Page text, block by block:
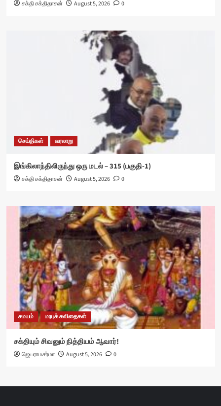
சக்தி சக்திதாசன் August 5, 2026 0
செய்திகள் வரலாறு
இங்கிலாந்திலிருந்து ஒரு மடல் – 315 (பகுதி-1)
சக்தி சக்திதாசன் August 5, 2026 0
சமயம் மரபுக் கவிதைகள்
சக்தியும் சிவனும் நித்தியம் ஆவார்!
ஜெயராமசர்மா August 5, 2026 0